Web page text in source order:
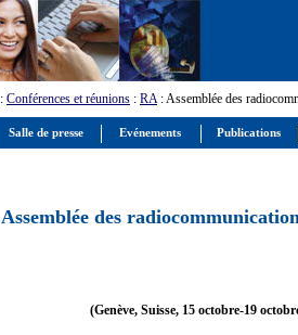
: Conférences et réunions : RA: Assemblée des
Assemblée des
(Genève, Suisse, 15 octobre-19
Salle de presse Evénements Publications